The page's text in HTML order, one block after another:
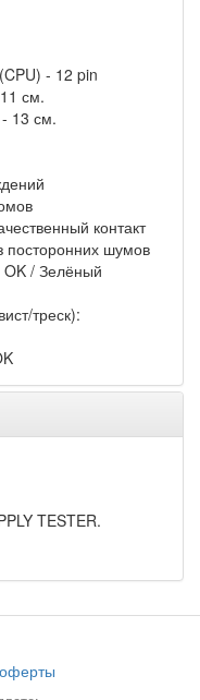
- 12 pin
см.
13 см.
контакт
посторонних шумов
OK / Зелёный
треск):
TESTER.